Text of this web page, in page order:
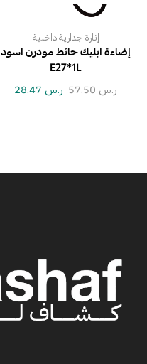
إنارة جدارية داخلية
إضاءة ابليك حائط مودرن اسود
E27*1L
ر.س57.50 ر.س